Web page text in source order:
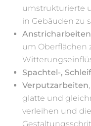
umstrukturierte
in Gebäuden zu
um Oberflächen
Spachtel-,
Verputzarbeiten
glatte und
verleihen und